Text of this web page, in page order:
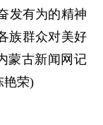
发有为的精神
族群众对美好
蒙古新闻网记
艳荣)